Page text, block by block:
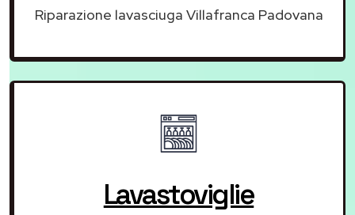
Riparazione lavasciuga Villafranca Padovana
Lavastoviglie